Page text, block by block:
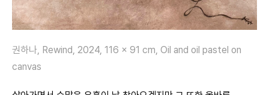
권하나, Rewind, 2024, 116 x 91 cm, Oil and oil pastel on
canvas